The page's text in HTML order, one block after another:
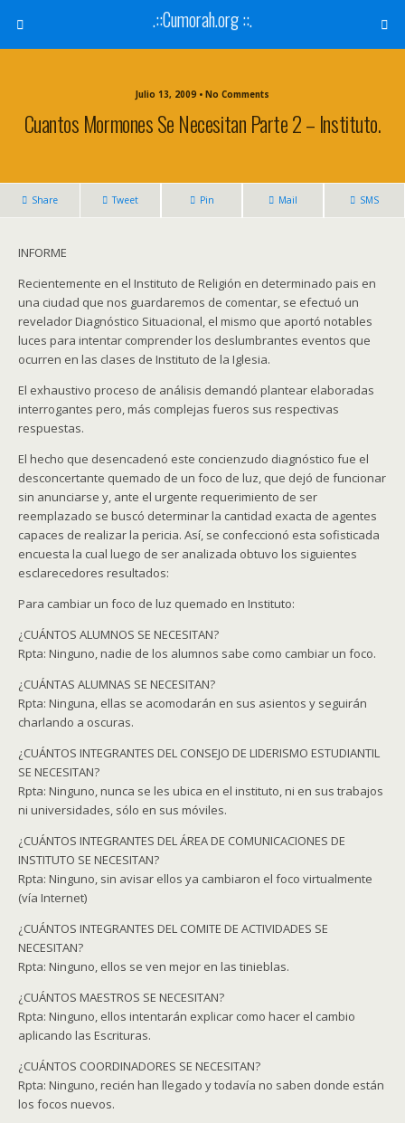
.::Cumorah.org ::.
Julio 13, 2009 • No Comments
Cuantos Mormones Se Necesitan Parte 2 – Instituto.
Share Tweet Pin Mail SMS
INFORME
Recientemente en el Instituto de Religión en determinado pais en
una ciudad que nos guardaremos de comentar, se efectuó un
revelador Diagnóstico Situacional, el mismo que aportó notables
luces para intentar comprender los deslumbrantes eventos que
ocurren en las clases de Instituto de la Iglesia.
El exhaustivo proceso de análisis demandó plantear elaboradas
interrogantes pero, más complejas fueros sus respectivas
respuestas.
El hecho que desencadenó este concienzudo diagnóstico fue el
desconcertante quemado de un foco de luz, que dejó de funcionar
sin anunciarse y, ante el urgente requerimiento de ser
reemplazado se buscó determinar la cantidad exacta de agentes
capaces de realizar la pericia. Así, se confeccionó esta sofisticada
encuesta la cual luego de ser analizada obtuvo los siguientes
esclarecedores resultados:
Para cambiar un foco de luz quemado en Instituto:
¿CUÁNTOS ALUMNOS SE NECESITAN?
Rpta: Ninguno, nadie de los alumnos sabe como cambiar un foco.
¿CUÁNTAS ALUMNAS SE NECESITAN?
Rpta: Ninguna, ellas se acomodarán en sus asientos y seguirán
charlando a oscuras.
¿CUÁNTOS INTEGRANTES DEL CONSEJO DE LIDERISMO ESTUDIANTIL
SE NECESITAN?
Rpta: Ninguno, nunca se les ubica en el instituto, ni en sus trabajos
ni universidades, sólo en sus móviles.
¿CUÁNTOS INTEGRANTES DEL ÁREA DE COMUNICACIONES DE
INSTITUTO SE NECESITAN?
Rpta: Ninguno, sin avisar ellos ya cambiaron el foco virtualmente
(vía Internet)
¿CUÁNTOS INTEGRANTES DEL COMITE DE ACTIVIDADES SE
NECESITAN?
Rpta: Ninguno, ellos se ven mejor en las tinieblas.
¿CUÁNTOS MAESTROS SE NECESITAN?
Rpta: Ninguno, ellos intentarán explicar como hacer el cambio
aplicando las Escrituras.
¿CUÁNTOS COORDINADORES SE NECESITAN?
Rpta: Ninguno, recién han llegado y todavía no saben donde están
los focos nuevos.